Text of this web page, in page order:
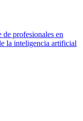
profesionales en
la inteligencia artificial